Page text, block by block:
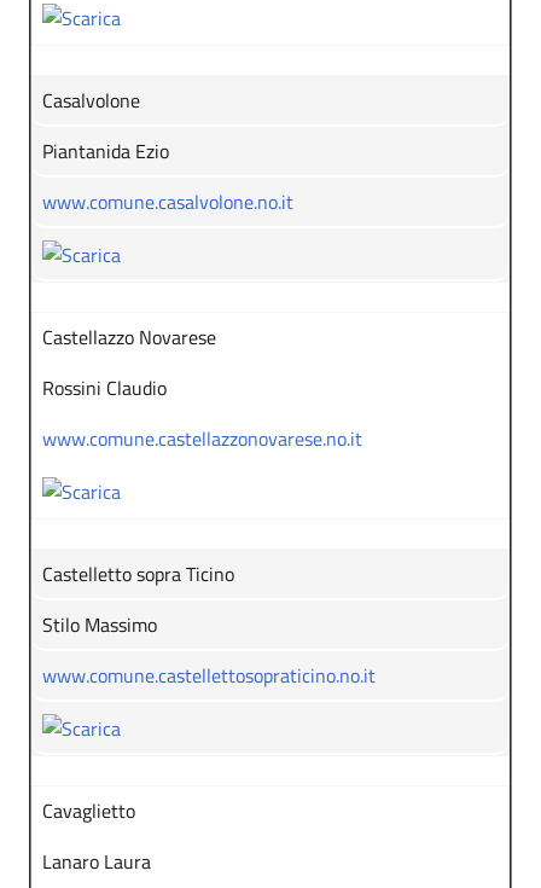
Casalvolone
Piantanida Ezio
www.comune.casalvolone.no.it
Castellazzo Novarese
Rossini Claudio
www.comune.castellazzonovarese.no.it
Castelletto sopra Ticino
Stilo Massimo
www.comune.castellettosopraticino.no.it
Cavaglietto
Lanaro Laura